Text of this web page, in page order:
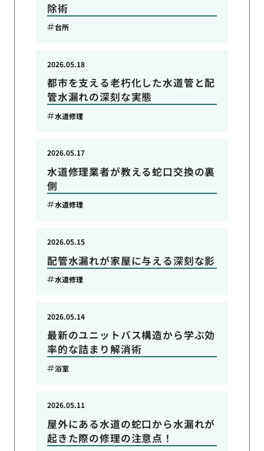
除術
台所
都市を支える老朽化した水道管と配
管水漏れの深刻な実態
2026.05.18
水道修理
水道修理業者が教える蛇口交換の裏
側
2026.05.17
水道修理
配管水漏れが家屋に与える深刻な影
2026.05.15
水道修理
最新のユニットバス構造から学ぶ効
率的な詰まり解消術
2026.05.14
浴室
屋外にある水道の蛇口から水漏れが
起きた際の修理の注意点！
2026.05.11